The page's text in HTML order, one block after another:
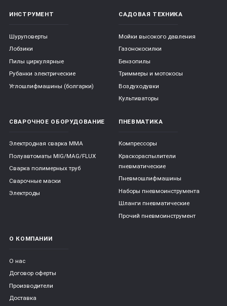
ИНСТРУМЕНТ
Шуруповерты
Лобзики
Пилы циркулярные
Рубанки электрические
Углошлифмашины (болгарки)
САДОВАЯ ТЕХНИКА
Мойки высокого давления
Газонокосилки
Бензопилы
Триммеры и мотокосы
Воздуходувки
Культиваторы
СВАРОЧНОЕ ОБОРУДОВАНИЕ
Электродная сварка ММА
Полуавтоматы MIG/MAG/FLUX
Сварка полимерных труб
Сварочные маски
Электроды
ПНЕВМАТИКА
Компрессоры
Краскораспылители
пневматические
Пневмошлифмашины
Наборы пневмоинструмента
Шланги пневматические
Прочий пневмоинструмент
О КОМПАНИИ
О нас
Договор оферты
Производители
Доставка